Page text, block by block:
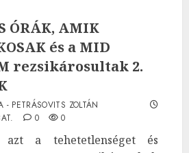
ÓRÁK, AMIK
és a MID
rezsikárosultak 2.
- PETRÁSOVITS ZOLTÁN
0 0
azt a tehetetlenséget és